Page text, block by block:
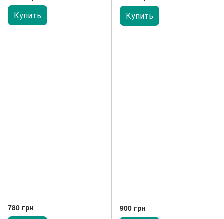
Купить Купить
780 грн 900 грн